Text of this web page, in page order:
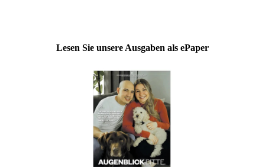
Lesen Sie unsere Ausgaben als ePaper